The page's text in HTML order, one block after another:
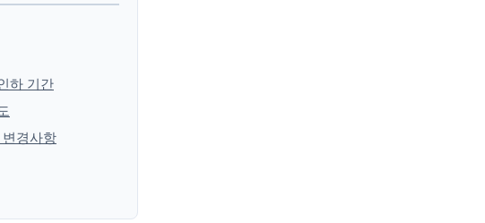
하 기간
경사항